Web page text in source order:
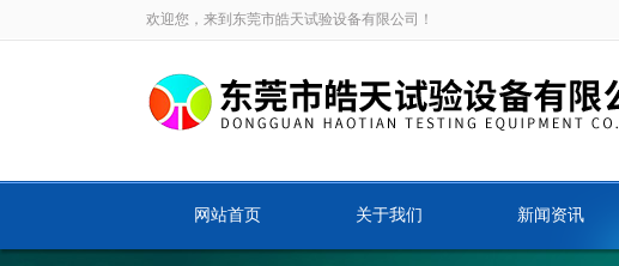
欢迎您，来到东莞市皓天试验设备有限公司！
网站首页 关于我们 新闻资讯